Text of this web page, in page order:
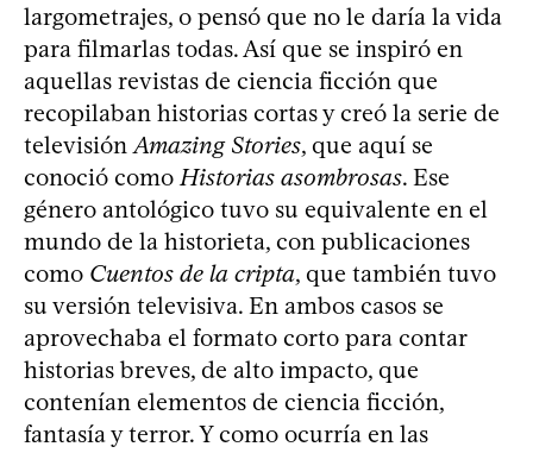
largometrajes, o pensó que no le daría la vida
para filmarlas todas. Así que se inspiró en
aquellas revistas de ciencia ficción que
recopilaban historias cortas y creó la serie de
televisión Amazing Stories, que aquí se
conoció como Historias asombrosas. Ese
género antológico tuvo su equivalente en el
mundo de la historieta, con publicaciones
como Cuentos de la cripta, que también tuvo
su versión televisiva. En ambos casos se
aprovechaba el formato corto para contar
historias breves, de alto impacto, que
contenían elementos de ciencia ficción,
fantasía y terror. Y como ocurría en las